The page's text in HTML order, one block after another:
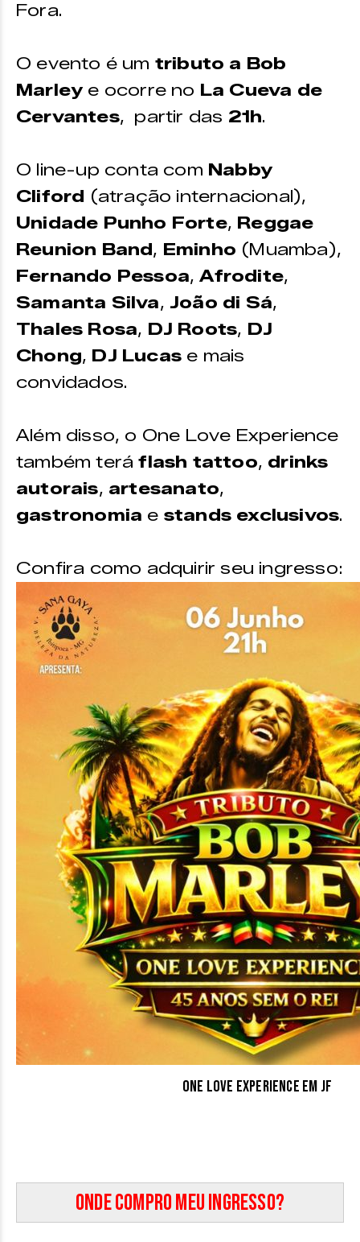
Fora.
O evento é um tributo a Bob
Marleye ocorre no La Cueva de
Cervantes, partir das 21h.
O line-up conta com Nabby
Cliford (atração internacional),
Unidade Punho Forte, Reggae
Reunion Band, Eminho (Muamba),
Fernando Pessoa,Afrodite,
Samanta Silva, João di Sá,
Thales Rosa, DJ Roots, DJ
Chong, DJ Lucas e mais
convidados.
Além disso, o One Love Experience
também teráflash tattoo, drinks
autorais, artesanato,
gastronomia e stands exclusivos.
Confira como adquirir seu ingresso:
One Love Experience em JF
Onde compro meu ingresso?